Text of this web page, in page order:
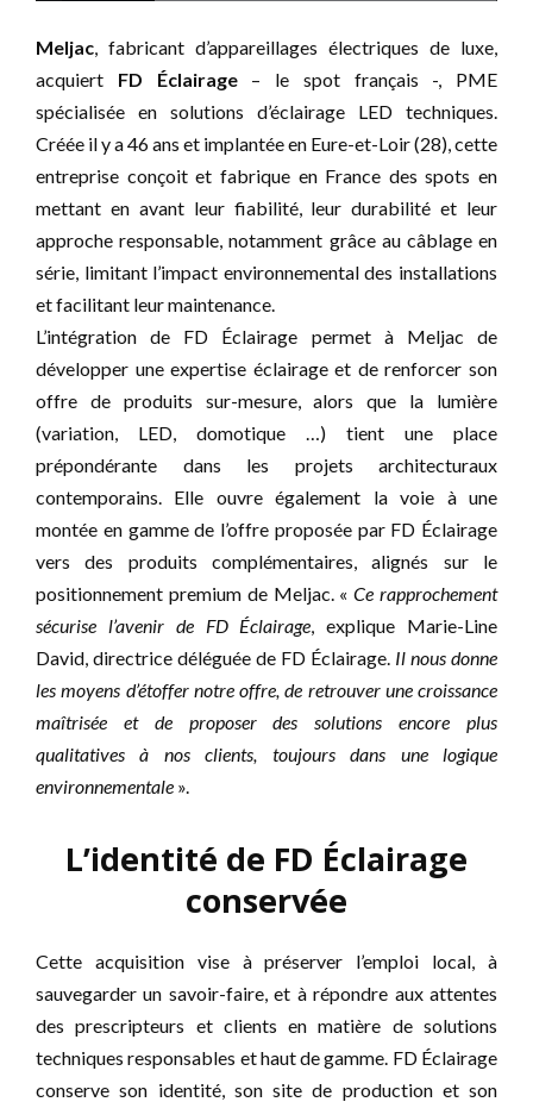
Meljac , fabricant d’appareillages électriques de luxe,
acquiert FD Éclairage– le spot français -, PME
spécialisée en solutions d’éclairage LED techniques.
Créée il y a 46 ans et implantée en Eure-et-Loir (28), cette
entreprise conçoit et fabrique en France des spots en
mettant en avant leur fiabilité, leur durabilité et leur
approche responsable, notamment grâce au câblage en
série, limitant l’impact environnemental des installations
et facilitant leur maintenance.
L’intégration de FD Éclairage permet à Meljac de
développer une expertise éclairage et de renforcer son
offre de produits sur-mesure, alors que la lumière
(variation, LED, domotique …) tient une place
prépondérante dans les projets architecturaux
contemporains. Elle ouvre également la voie à une
montée en gamme de l’offre proposée par FD Éclairage
vers des produits complémentaires, alignés sur le
positionnement premium de Meljac. «Ce rapprochement
sécurise l’avenir de FD Éclairage , explique Marie-Line
David, directrice déléguée de FD Éclairage. Il nous donne
les moyens d’étoffer notre offre, de retrouver une croissance
maîtrisée et de proposer des solutions encore plus
qualitatives à nos clients, toujours dans une logique
environnementale ».
L’identité de FD Éclairage
conservée
Cette acquisition vise à préserver l’emploi local, à
sauvegarder un savoir-faire, et à répondre aux attentes
des prescripteurs et clients en matière de solutions
techniques responsables et haut de gamme. FD Éclairage
conserve son identité, son site de production et son